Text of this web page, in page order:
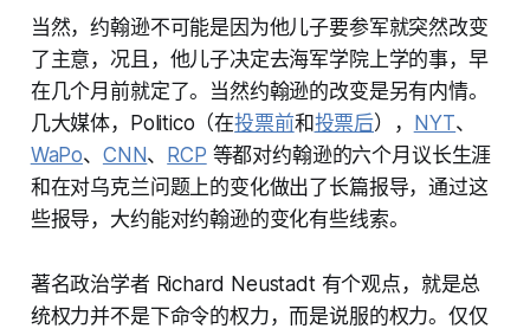
当然，约翰逊不可能是因为他儿子要参军就突然改变
了主意，况且，他儿子决定去海军学院上学的事，早
在几个月前就定了。当然约翰逊的改变是另有内情。
几大媒体，Politico（在投票前和投票后）， NYT、
WaPo、 CNN、 RCP 等都对约翰逊的六个月议长生涯
和在对乌克兰问题上的变化做出了长篇报导，通过这
些报导，大约能对约翰逊的变化有些线索。
著名政治学者 Richard Neustadt 有个观点，就是总
统权力并不是下命令的权力，而是说服的权力。仅仅